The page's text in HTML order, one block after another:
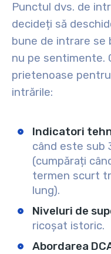
Punctul dvs. de
decideți să
bune de intrare se
nu pe sentimente.
prietenoase
intrările:
Indicatori
când este sub
(cumpărați
termen scurt
lung).
Niveluri de
ricoșat istoric.
Abordarea